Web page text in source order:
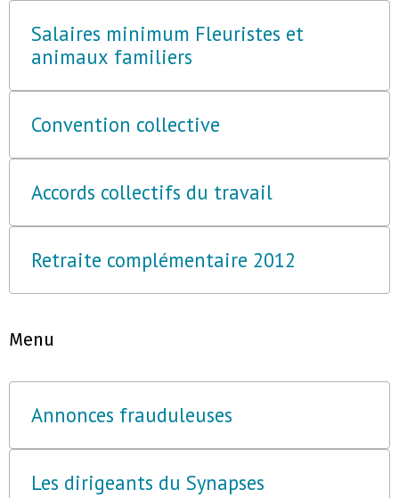
Salaires minimum Fleuristes et
animaux familiers
Convention collective
Accords collectifs du travail
Retraite complémentaire 2012
Menu
Annonces frauduleuses
Les dirigeants du Synapses